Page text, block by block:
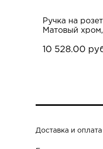
Ручка на
Матовый
10 528.00
Доставка и оплата